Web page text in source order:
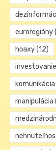
euroregióny
hoaxy(12)
investovanie
komunikácia
manipulácia